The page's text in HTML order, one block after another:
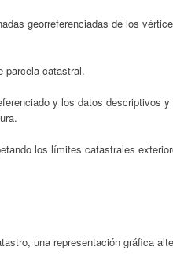
georreferenciadas de los
parcela catastral.
y los datos descriptivos
los límites catastrales
una representación gráfica